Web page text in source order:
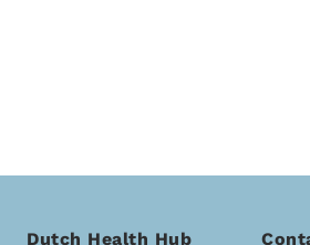
Dutch Health Hub